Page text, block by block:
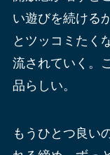
い遊びを続ける
とツッコミたく
流されていく。
品らしい。
もうひとつ良い